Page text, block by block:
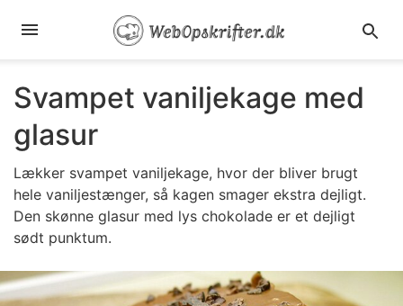
Svampet vaniljekage med
glasur
Lækker svampet vaniljekage, hvor der bliver brugt
hele vaniljestænger, så kagen smager ekstra dejligt.
Den skønne glasur med lys chokolade er et dejligt
sødt punktum.